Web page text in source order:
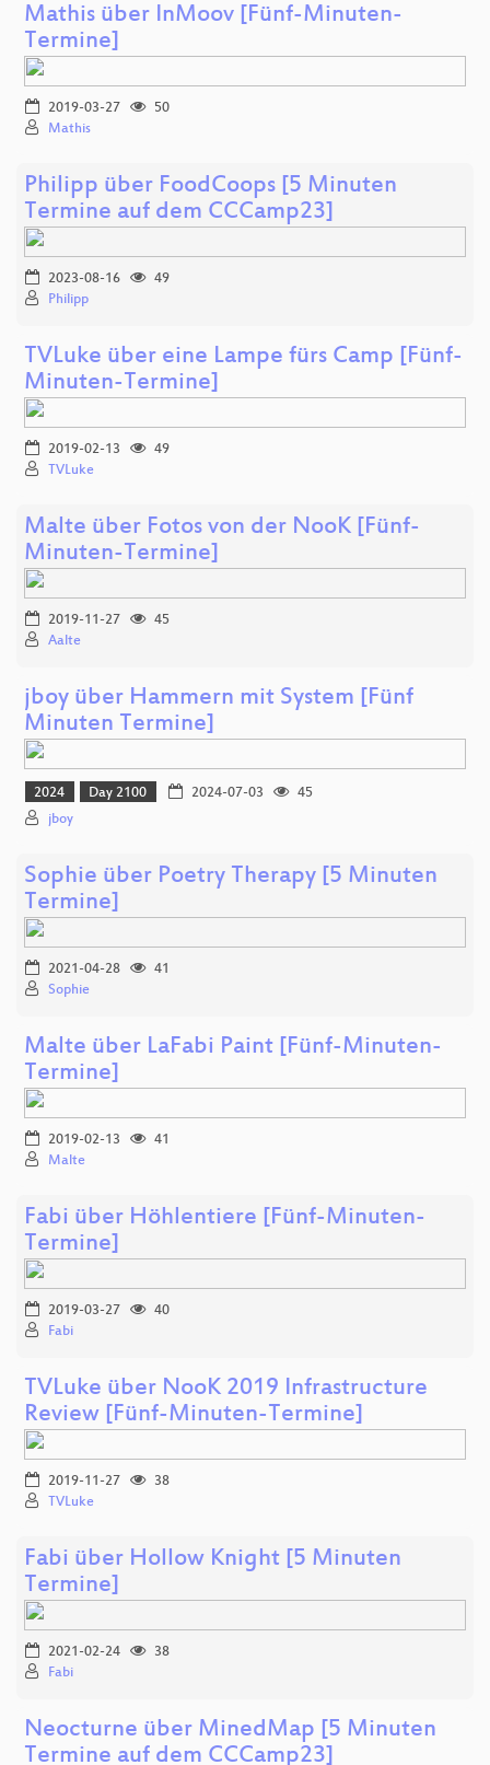
Mathis über InMoov [Fünf-Minuten-
Termine]
2019-03-27
50
Mathis
Philipp über FoodCoops [5 Minuten
Termine auf dem CCCamp23]
2023-08-16
49
Philipp
TVLuke über eine Lampe fürs Camp [Fünf-
Minuten-Termine]
2019-02-13
49
TVLuke
Malte über Fotos von der NooK [Fünf-
Minuten-Termine]
2019-11-27
45
Aalte
jboy über Hammern mit System [Fünf
Minuten Termine]
2024 Day 2100 2024-07-03
45
jboy
Sophie über Poetry Therapy [5 Minuten
Termine]
2021-04-28
41
Sophie
Malte über LaFabi Paint [Fünf-Minuten-
Termine]
2019-02-13
41
Malte
Fabi über Höhlentiere [Fünf-Minuten-
Termine]
2019-03-27
40
Fabi
TVLuke über NooK 2019 Infrastructure
Review [Fünf-Minuten-Termine]
2019-11-27
38
TVLuke
Fabi über Hollow Knight [5 Minuten
Termine]
2021-02-24
38
Fabi
Neocturne über MinedMap [5 Minuten
Termine auf dem CCCamp23]